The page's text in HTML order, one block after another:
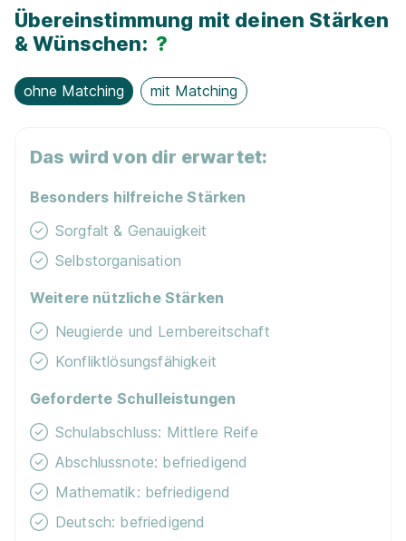
Events für Schü­ler / Stu­die­ren­de
Exkur­sionen
Übereinstimmung mit deinen Stärken
& Wünschen: ?
ohne Matching mit Matching
Das wird von dir erwartet:
Besonders hilfreiche Stärken
Sorgfalt & Genauigkeit
Selbstorganisation
Weitere nützliche Stärken
Neugierde und Lernbereitschaft
Konfliktlösungsfähigkeit
Geforderte Schulleistungen
Schulabschluss: Mittlere Reife
Abschlussnote: befriedigend
Mathematik: befriedigend
Deutsch: befriedigend